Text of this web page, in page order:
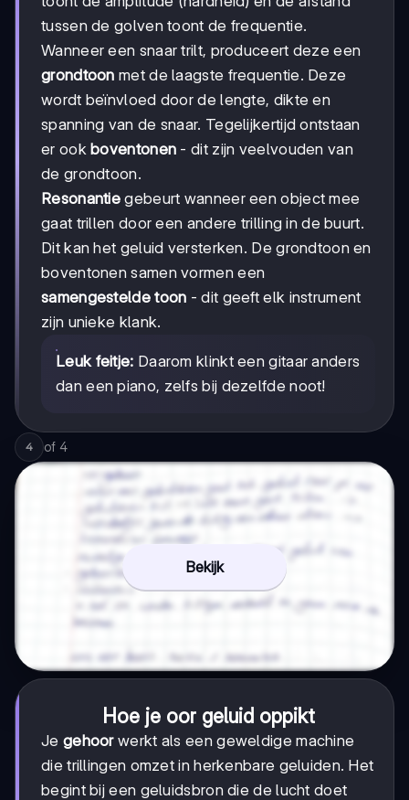
tussen de golven toont de frequentie.
Wanneer een snaar trilt, produceert deze een
grondtoon met de laagste frequentie. Deze
wordt beïnvloed door de lengte, dikte en
spanning van de snaar. Tegelijkertijd ontstaan
er ook boventonen - dit zijn veelvouden van
de grondtoon.
Resonantie gebeurt wanneer een object mee
gaat trillen door een andere trilling in de buurt.
Dit kan het geluid versterken. De grondtoon en
boventonen samen vormen een
samengestelde toon - dit geeft elk instrument
zijn unieke klank.
Leuk feitje: Daarom klinkt een gitaar anders
dan een piano, zelfs bij dezelfde noot!
4 of 4
Bekijk
Hoe je oor geluid oppikt
Je gehoorwerkt als een geweldige machine
die trillingen omzet in herkenbare geluiden. Het
begint bij een geluidsbron die de lucht doet